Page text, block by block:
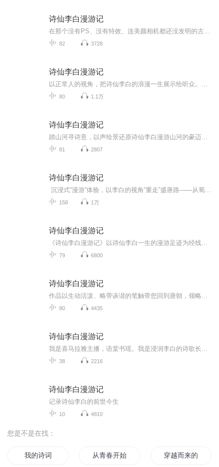
诗仙李白漫游记
82 3728
诗仙李白漫游记
80 1.1万
诗仙李白漫游记
81 2807
诗仙李白漫游记
158 1万
诗仙李白漫游记
79 6800
诗仙李白漫游记
80 4435
诗仙李白漫游记
38 2216
诗仙李白漫游记
记录诗仙李白的前世今生
10 4810
您是不是在找：
我的诗词 从青春开始的诗 穿越而来的诗人